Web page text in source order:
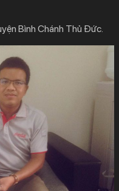
Bình Chánh Thủ Đức.